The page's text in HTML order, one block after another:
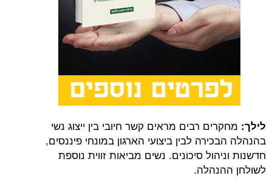
לילך: מחקרים רבים מראים קשר חיובי בין ייצוג נשי
בהנהלה הבכירה לבין ביצועי הארגון במונחי פיננסים,
חדשנות וניהול סיכונים. נשים מביאות זווית נוספת
לשולחן ההנהלה.